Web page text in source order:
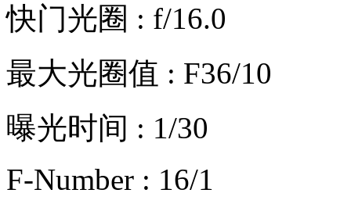
快门光圈 : f/16.0
最大光圈值 : F36/10
曝光时间 : 1/30
F-Number : 16/1